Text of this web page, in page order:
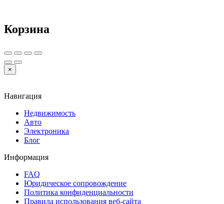
Корзина
×
Навигация
Недвижимость
Авто
Электроника
Блог
Информация
FAQ
Юридическое сопровождение
Политика конфиденциальности
Правила использования веб-сайта